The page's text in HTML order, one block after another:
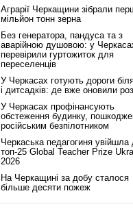
Аграрії Черкащини зібрали
мільйон тонн зерна
Без генератора, пандуса та з
аварійною душовою: у
перевірили гуртожиток для
переселенців
У Черкасах готують дороги
і дитсадків: де вже оновили
У Черкасах профінансують
обстеження будинку,
російським безпілотником
Черкаська педагогиня увійшла
топ-25 Global Teacher Prize
2026
На Черкащині за добу сталося
більше десяти пожеж